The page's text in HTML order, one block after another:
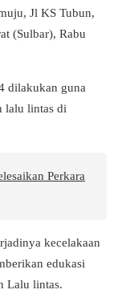
Jl KS Tubun,
(Sulbar), Rabu
dilakukan guna
lalu lintas di
Perkara
kecelakaan
edukasi
Lalu lintas.